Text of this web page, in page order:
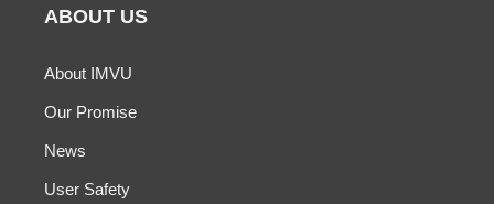
ABOUT US
About IMVU
Our Promise
News
User Safety